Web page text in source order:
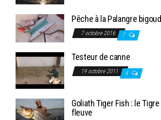
Pêche à la Palangre
7 octobre 2016 7
Testeur de canne
19 octobre 2011 4
Goliath Tiger Fish : le
fleuve